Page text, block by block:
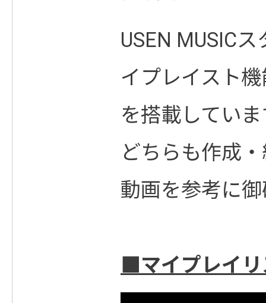
USEN MUSIC
イプレイスト
を搭載していま
どちらも作成
動画を参考に
■マイプレイ